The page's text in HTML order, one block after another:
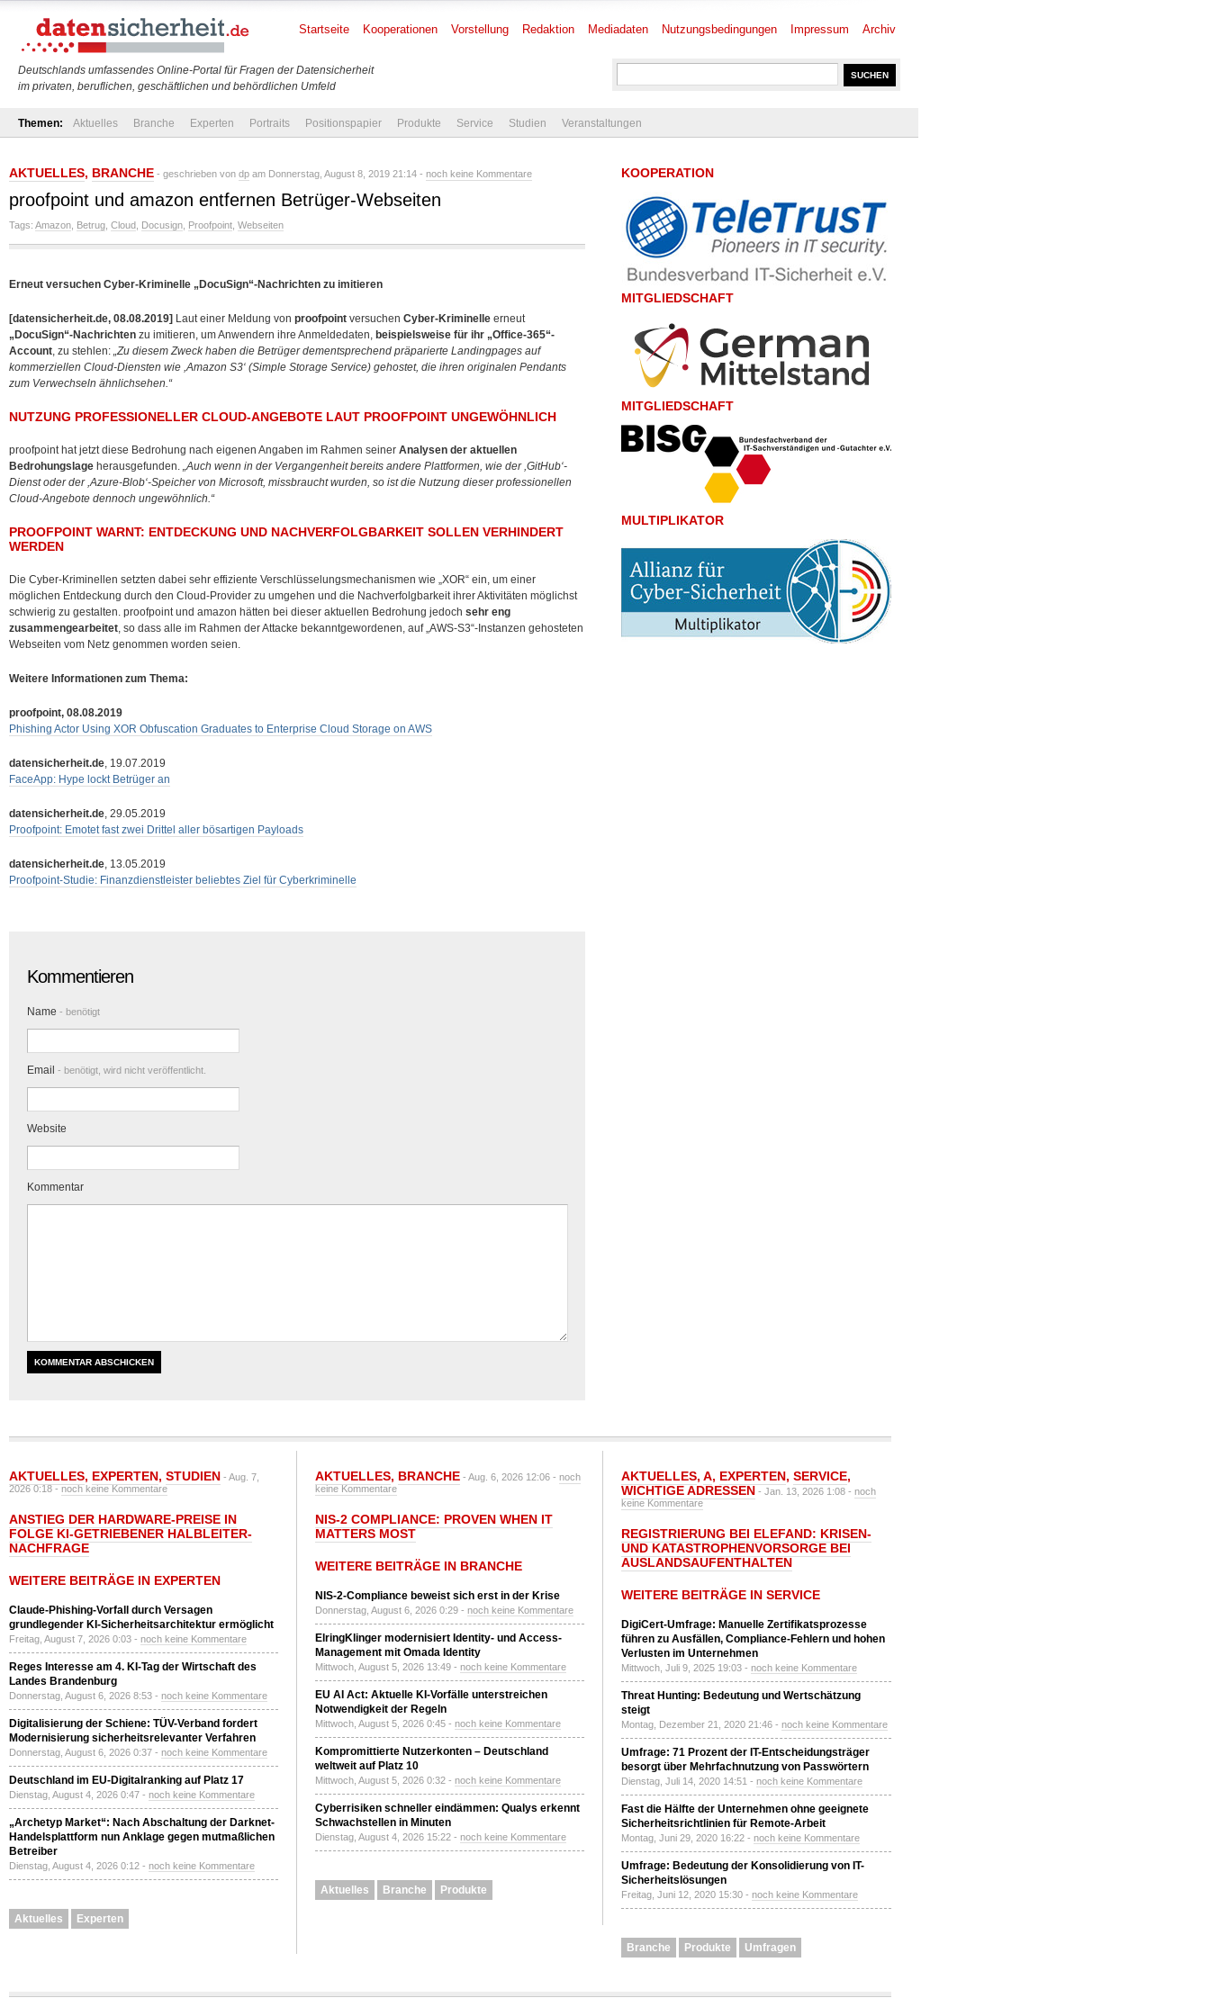
Deutschlands umfassendes Online-Portal für Fragen der Datensicherheit
im privaten, beruflichen, geschäftlichen und behördlichen Umfeld
Startseite Kooperationen Vorstellung Redaktion Mediadaten Nutzungsbedingungen Impressum Archiv
Themen: Aktuelles Branche Experten Portraits Positionspapier Produkte Service Studien Veranstaltungen
AKTUELLES, BRANCHE - geschrieben von dp am Donnerstag, August 8, 2019 21:14 - noch keine Kommentare
proofpoint und amazon entfernen Betrüger-Webseiten
Tags: Amazon Betrug Cloud Docusign Proofpoint Webseiten
Erneut versuchen Cyber-Kriminelle „DocuSign“-Nachrichten zu imitieren
[datensicherheit.de, 08.08.2019] Laut einer Meldung von proofpoint versuchen Cyber-Kriminelle erneut
„DocuSign“-Nachrichten zu imitieren, um Anwendern ihre Anmeldedaten, beispielsweise für ihr „Office-365“-
Account, zu stehlen: „Zu diesem Zweck haben die Betrüger dementsprechend präparierte Landingpages auf
kommerziellen Cloud-Diensten wie ,Amazon S3‘ (Simple Storage Service) gehostet, die ihren originalen Pendants
zum Verwechseln ähnlichsehen.“
NUTZUNG PROFESSIONELLER CLOUD-ANGEBOTE LAUT PROOFPOINT UNGEWÖHNLICH
proofpoint hat jetzt diese Bedrohung nach eigenen Angaben im Rahmen seiner Analysen der aktuellen
Bedrohungslage herausgefunden. „Auch wenn in der Vergangenheit bereits andere Plattformen, wie der ,GitHub‘-
Dienst oder der ,Azure-Blob‘-Speicher von Microsoft, missbraucht wurden, so ist die Nutzung dieser professionellen
Cloud-Angebote dennoch ungewöhnlich.“
PROOFPOINT WARNT: ENTDECKUNG UND NACHVERFOLGBARKEIT SOLLEN VERHINDERT
WERDEN
Die Cyber-Kriminellen setzten dabei sehr effiziente Verschlüsselungsmechanismen wie „XOR“ ein, um einer
möglichen Entdeckung durch den Cloud-Provider zu umgehen und die Nachverfolgbarkeit ihrer Aktivitäten möglichst
schwierig zu gestalten. proofpoint und amazon hätten bei dieser aktuellen Bedrohung jedoch sehr eng
zusammengearbeitet, so dass alle im Rahmen der Attacke bekanntgewordenen, auf „AWS-S3“-Instanzen gehosteten
Webseiten vom Netz genommen worden seien.
Weitere Informationen zum Thema:
proofpoint, 08.08.2019
Phishing Actor Using XOR Obfuscation Graduates to Enterprise Cloud Storage on AWS
datensicherheit.de, 19.07.2019
FaceApp: Hype lockt Betrüger an
datensicherheit.de, 29.05.2019
Proofpoint: Emotet fast zwei Drittel aller bösartigen Payloads
datensicherheit.de, 13.05.2019
Proofpoint-Studie: Finanzdienstleister beliebtes Ziel für Cyberkriminelle
Kommentieren
Name - benötigt
Email - benötigt, wird nicht veröffentlicht.
Website
Kommentar
KOOPERATION
MITGLIEDSCHAFT
MITGLIEDSCHAFT
MULTIPLIKATOR
AKTUELLES, EXPERTEN, STUDIEN - Aug. 7,
2026 0:18 -noch keine Kommentare
ANSTIEG DER HARDWARE-PREISE IN
FOLGE KI-GETRIEBENER HALBLEITER-
NACHFRAGE
WEITERE BEITRÄGE IN EXPERTEN
Claude-Phishing-Vorfall durch Versagen
grundlegender KI-Sicherheitsarchitektur ermöglicht
Freitag, August 7, 2026 0:03 - noch keine Kommentare
Reges Interesse am 4. KI-Tag der Wirtschaft des
Landes Brandenburg
Donnerstag, August 6, 2026 8:53 - noch keine Kommentare
Digitalisierung der Schiene: TÜV-Verband fordert
Modernisierung sicherheitsrelevanter Verfahren
Donnerstag, August 6, 2026 0:37 - noch keine Kommentare
Deutschland im EU-Digitalranking auf Platz 17
Dienstag, August 4, 2026 0:47 - noch keine Kommentare
„Archetyp Market“: Nach Abschaltung der Darknet-
Handelsplattform nun Anklage gegen mutmaßlichen
Betreiber
Dienstag, August 4, 2026 0:12 - noch keine Kommentare
Aktuelles Experten
AKTUELLES, BRANCHE - Aug. 6, 2026 12:06 - noch
keine Kommentare
NIS-2 COMPLIANCE: PROVEN WHEN IT
MATTERS MOST
WEITERE BEITRÄGE IN BRANCHE
NIS-2-Compliance beweist sich erst in der Krise
Donnerstag, August 6, 2026 0:29 - noch keine Kommentare
ElringKlinger modernisiert Identity- und Access-
Management mit Omada Identity
Mittwoch, August 5, 2026 13:49 - noch keine Kommentare
EU AI Act: Aktuelle KI-Vorfälle unterstreichen
Notwendigkeit der Regeln
Mittwoch, August 5, 2026 0:45 - noch keine Kommentare
Kompromittierte Nutzerkonten – Deutschland
weltweit auf Platz 10
Mittwoch, August 5, 2026 0:32 - noch keine Kommentare
Cyberrisiken schneller eindämmen: Qualys erkennt
Schwachstellen in Minuten
Dienstag, August 4, 2026 15:22 - noch keine Kommentare
Aktuelles Branche Produkte
AKTUELLES, A, EXPERTEN, SERVICE,
WICHTIGE ADRESSEN - Jan. 13, 2026 1:08 - noch
keine Kommentare
REGISTRIERUNG BEI ELEFAND: KRISEN-
UND KATASTROPHENVORSORGE BEI
AUSLANDSAUFENTHALTEN
WEITERE BEITRÄGE IN SERVICE
DigiCert-Umfrage: Manuelle Zertifikatsprozesse
führen zu Ausfällen, Compliance-Fehlern und hohen
Verlusten im Unternehmen
Mittwoch, Juli 9, 2025 19:03 - noch keine Kommentare
Threat Hunting: Bedeutung und Wertschätzung
steigt
Montag, Dezember 21, 2020 21:46 - noch keine Kommentare
Umfrage: 71 Prozent der IT-Entscheidungsträger
besorgt über Mehrfachnutzung von Passwörtern
Dienstag, Juli 14, 2020 14:51 - noch keine Kommentare
Fast die Hälfte der Unternehmen ohne geeignete
Sicherheitsrichtlinien für Remote-Arbeit
Montag, Juni 29, 2020 16:22 - noch keine Kommentare
Umfrage: Bedeutung der Konsolidierung von IT-
Sicherheitslösungen
Freitag, Juni 12, 2020 15:30 - noch keine Kommentare
Branche Produkte Umfragen